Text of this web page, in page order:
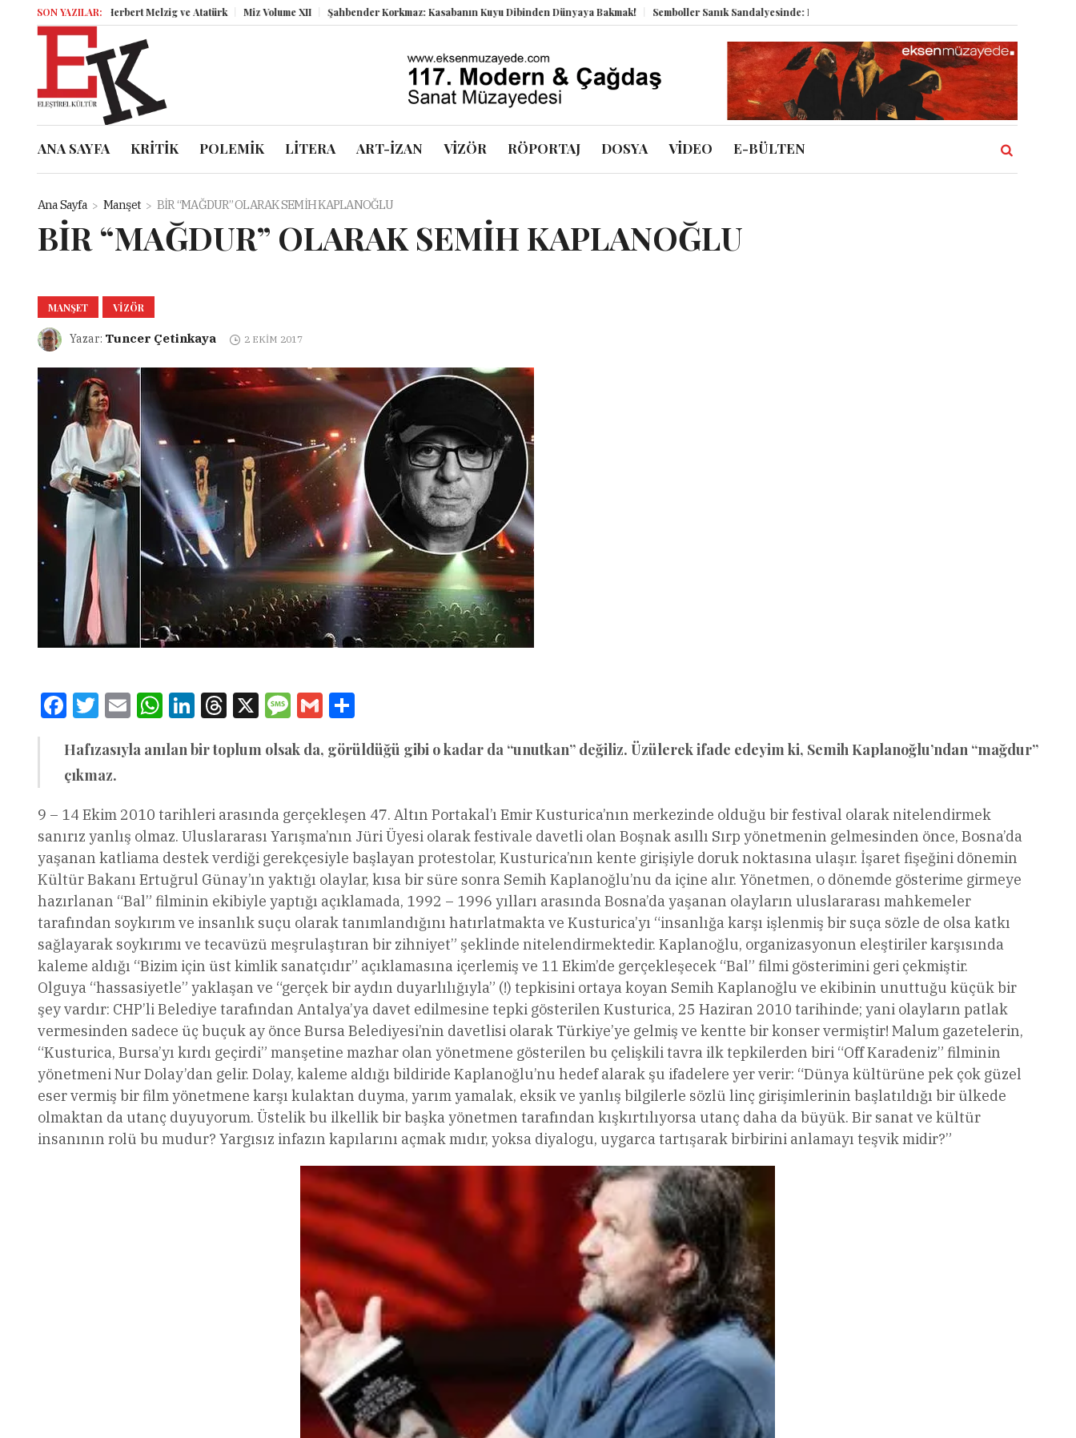
SON YAZILAR:
Herbert Melzig ve Atatürk Miz Volume XII Şahbender Korkmaz: Kasabanın Kuyu Dibinden Dünyaya Bakmak! Semboller Sanık Sandalyesinde: Epstein vakası kadim tanrıları nasıl komplo kanıtına dönüştürdü?
ANA SAYFA KRİTİK POLEMİK LİTERA ART-İZAN VİZÖR RÖPORTAJ DOSYA VİDEO E-BÜLTEN
Ana Sayfa Manşet BİR “MAĞDUR” OLARAK SEMİH KAPLANOĞLU
BİR “MAĞDUR” OLARAK SEMİH KAPLANOĞLU
MANŞET VIZÖR
Yazar: Tuncer Çetinkaya 2 EKIM 2017
FacebookTwitterEmail WhatsAppLinkedInThreads
X Message
Gmail
Hafızasıyla anılan bir toplum olsak da, görüldüğü gibi o kadar da “unutkan” değiliz. Üzülerek ifade edeyim ki, Semih Kaplanoğlu’ndan “mağdur”
çıkmaz.
9 – 14 Ekim 2010 tarihleri arasında gerçekleşen 47. Altın Portakal’ı Emir Kusturica’nın merkezinde olduğu bir festival olarak nitelendirmek
sanırız yanlış olmaz. Uluslararası Yarışma’nın Jüri Üyesi olarak festivale davetli olan Boşnak asıllı Sırp yönetmenin gelmesinden önce, Bosna’da
yaşanan katliama destek verdiği gerekçesiyle başlayan protestolar, Kusturica’nın kente girişiyle doruk noktasına ulaşır. İşaret fişeğini dönemin
Kültür Bakanı Ertuğrul Günay’ın yaktığı olaylar, kısa bir süre sonra Semih Kaplanoğlu’nu da içine alır. Yönetmen, o dönemde gösterime girmeye
hazırlanan “Bal” filminin ekibiyle yaptığı açıklamada, 1992 – 1996 yılları arasında Bosna’da yaşanan olayların uluslararası mahkemeler
tarafından soykırım ve insanlık suçu olarak tanımlandığını hatırlatmakta ve Kusturica’yı “insanlığa karşı işlenmiş bir suça sözle de olsa katkı
sağlayarak soykırımı ve tecavüzü meşrulaştıran bir zihniyet” şeklinde nitelendirmektedir. Kaplanoğlu, organizasyonun eleştiriler karşısında
kaleme aldığı “Bizim için üst kimlik sanatçıdır” açıklamasına içerlemiş ve 11 Ekim’de gerçekleşecek “Bal” filmi gösterimini geri çekmiştir.
Olguya “hassasiyetle” yaklaşan ve “gerçek bir aydın duyarlılığıyla” (!) tepkisini ortaya koyan Semih Kaplanoğlu ve ekibinin unuttuğu küçük bir
şey vardır: CHP’li Belediye tarafından Antalya’ya davet edilmesine tepki gösterilen Kusturica, 25 Haziran 2010 tarihinde; yani olayların patlak
vermesinden sadece üç buçuk ay önce Bursa Belediyesi’nin davetlisi olarak Türkiye’ye gelmiş ve kentte bir konser vermiştir! Malum gazetelerin,
“Kusturica, Bursa’yı kırdı geçirdi” manşetine mazhar olan yönetmene gösterilen bu çelişkili tavra ilk tepkilerden biri “Off Karadeniz” filminin
yönetmeni Nur Dolay’dan gelir. Dolay, kaleme aldığı bildiride Kaplanoğlu’nu hedef alarak şu ifadelere yer verir: “Dünya kültürüne pek çok güzel
eser vermiş bir film yönetmene karşı kulaktan duyma, yarım yamalak, eksik ve yanlış bilgilerle sözlü linç girişimlerinin başlatıldığı bir ülkede
olmaktan da utanç duyuyorum. Üstelik bu ilkellik bir başka yönetmen tarafından kışkırtılıyorsa utanç daha da büyük. Bir sanat ve kültür
insanının rolü bu mudur? Yargısız infazın kapılarını açmak mıdır, yoksa diyalogu, uygarca tartışarak birbirini anlamayı teşvik midir?”